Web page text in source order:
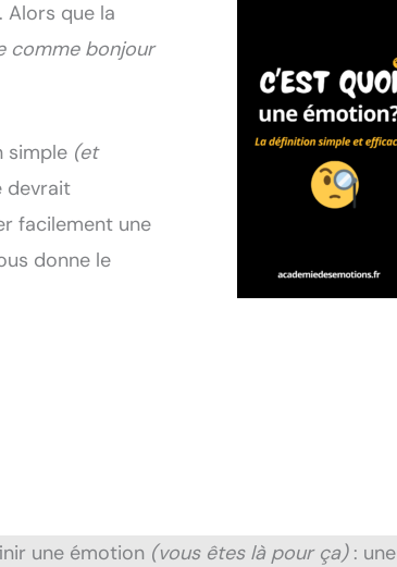
que la
comme bonjour
simple (et
devrait
facilement une
donne le
une émotion (vous êtes là pour ça): une